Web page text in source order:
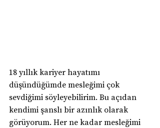
18 yıllık kariyer hayatımı
düşündüğümde mesleğimi çok
sevdiğimi söyleyebilirim. Bu açıdan
kendimi şanslı bir azınlık olarak
görüyorum. Her ne kadar mesleğimi